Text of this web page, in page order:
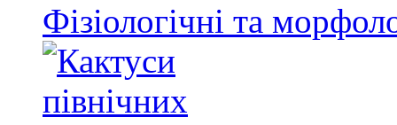
Фізіологічні та